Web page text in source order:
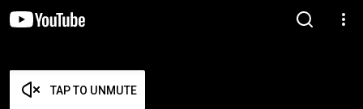
TAP TO UNMUTE